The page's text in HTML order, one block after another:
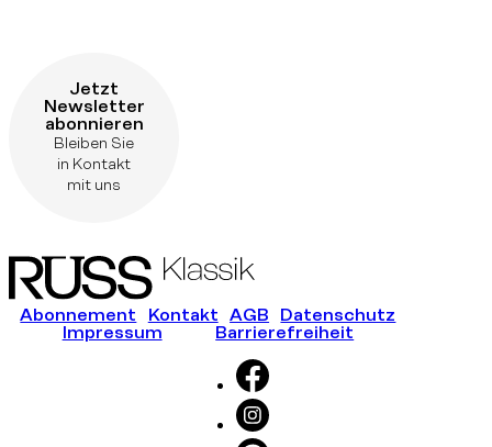
Jetzt
Newsletter
abonnieren
Bleiben Sie
in Kontakt
mit uns
Abonnement Kontakt AGB
Datenschutz
Impressum
Barrierefreiheit